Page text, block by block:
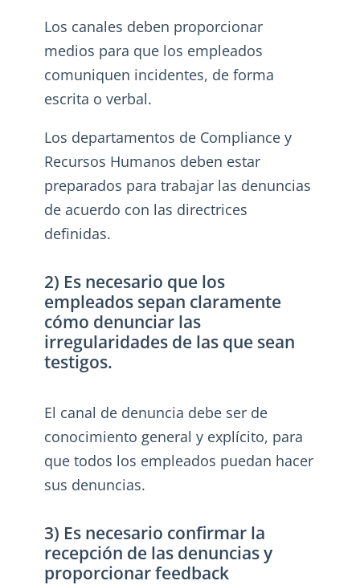
Los canales deben proporcionar
medios para que los empleados
comuniquen incidentes, de forma
escrita o verbal.
Los departamentos de Compliance y
Recursos Humanos deben estar
preparados para trabajar las denuncias
de acuerdo con las directrices
definidas.
2) Es necesario que los
empleados sepan claramente
cómo denunciar las
irregularidades de las que sean
testigos.
El canal de denuncia debe ser de
conocimiento general y explícito, para
que todos los empleados puedan hacer
sus denuncias.
3) Es necesario confirmar la
recepción de las denuncias y
proporcionar feedback